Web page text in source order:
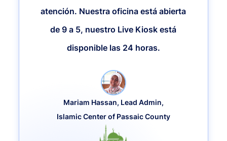
atención. Nuestra oficina está abierta
de 9 a 5, nuestro Live Kiosk está
disponible las 24 horas.
Mariam Hassan, Lead Admin,
Islamic Center of Passaic County